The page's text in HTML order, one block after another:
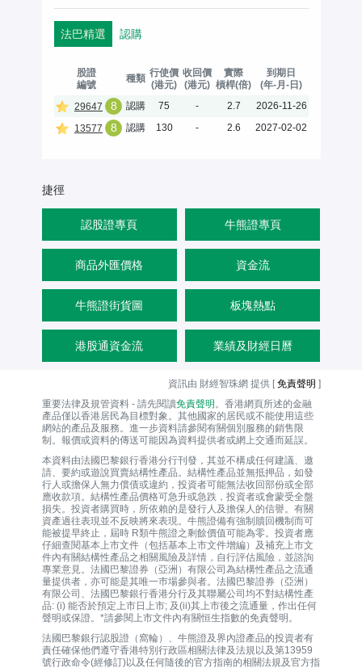
法巴精選 認購
股證
編號
種類 行使價
(港元)
收回價
(港元)
實際
槓桿(倍)
到期日
(年-月-日)
29647
8 認購 75 - 2.7
2026-11-26
13577
8 認購 130 - 2.6 2027-02-02
捷徑
認股證專頁 牛熊證專頁
商品外匯價格 資金流
牛熊證街貨圖 板塊熱點
港股通資金流 業績及財經日曆
資訊由 財經智珠網 提供 [免責聲明 ]
重要法律及規管資料 - 請先閱讀免責聲明 。香港網頁所述的金融
產品僅以香港居民為目標對象。其他國家的居民或不能使用這些
網站的產品及服務。進一步資料請參閱有關個別服務的銷售限
制。報價或資料的傳送可能因為資料提供者或網上交通而延誤。
本資料由法國巴黎銀行香港分行刊發，其並不構成任何建議、邀
請、要約或遊說買賣結構性產品。結構性產品並無抵押品，如發
行人或擔保人無力償債或違約，投資者可能無法收回部份或全部
應收款項。結構性產品價格可急升或急跌，投資者或會蒙受全盤
損失。投資者購買時，所依賴的是發行人及擔保人的信譽。有關
資產過往表現並不反映將來表現。牛熊證備有強制贖回機制而可
能被提早終止，屆時 R類牛熊證之剩餘價值可能為零。投資者應
仔細查閱基本上市文件（包括基本上市文件增編）及補充上市文
件內有關結構性產品之相關風險及詳情，自行評估風險，並諮詢
專業意見。法國巴黎證券（亞洲）有限公司為結構性產品之流通
量提供者，亦可能是其唯一巿場參與者。法國巴黎證券（亞洲）
有限公司、法國巴黎銀行香港分行及其聯屬公司均不對結構性產
品: (i) 能否於預定上市日上市; 及(ii)其上市後之流通量，作出任何
聲明或保證。*請參閱上市文件內有關恒生指數的免責聲明。
法國巴黎銀行認股證（窩輪）、牛熊證及界內證產品的投資者有
責任確保他們遵守香港特別行政區相關法律及法規以及第13959
號行政命令(經修訂)以及任何隨後的官方指南的相關法規及官方指